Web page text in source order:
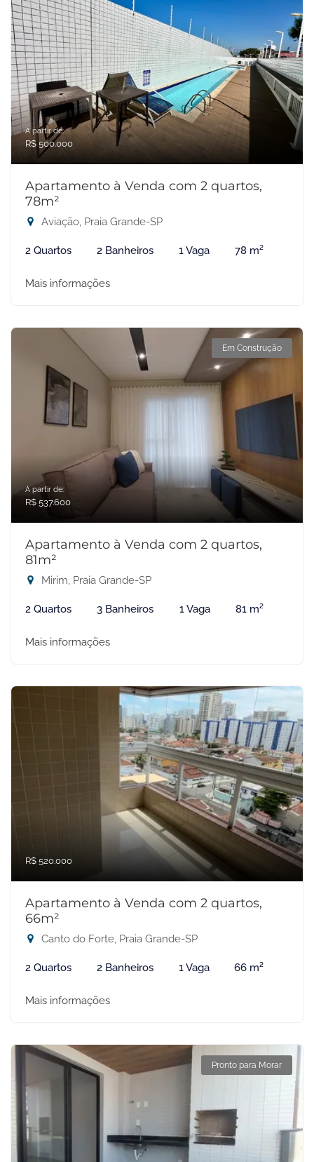
A partir de:
R$ 500.000
Apartamento à Venda com 2 quartos,
78m²
Aviação, Praia Grande-SP
2 Quartos 2 Banheiros 1 Vaga 78 m²
Mais informações
Em Construção
A partir de:
R$ 537.600
Apartamento à Venda com 2 quartos,
81m²
Mirim, Praia Grande-SP
2 Quartos 3 Banheiros 1 Vaga 81 m²
Mais informações
R$ 520.000
Apartamento à Venda com 2 quartos,
66m²
Canto do Forte, Praia Grande-SP
2 Quartos 2 Banheiros 1 Vaga 66 m²
Mais informações
Pronto para Morar